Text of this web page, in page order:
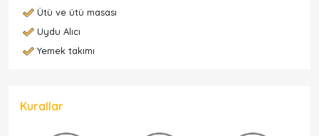
Ütü ve ütü masası
Uydu Alıcı
Yemek takımı
Kurallar